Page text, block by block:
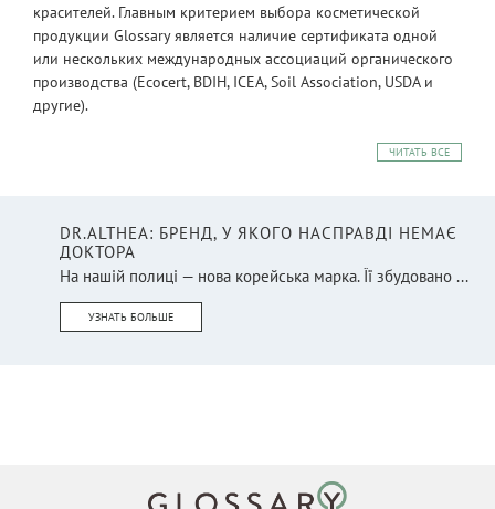
красителей. Главным критерием выбора косметической
продукции Glossary является наличие сертификата одной
или нескольких международных ассоциаций органического
производства (Ecocert, BDIH, ICEA, Soil Association, USDA и
другие).
ЧИТАТЬ ВСЕ
DR.ALTHEA: БРЕНД, У ЯКОГО НАСПРАВДІ НЕМАЄ
ДОКТОРА
На нашій полиці — нова корейська марка. Її збудовано ...
УЗНАТЬ БОЛЬШЕ